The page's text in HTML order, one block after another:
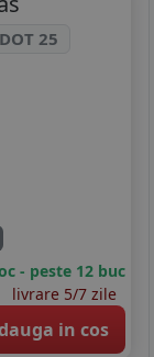
DOT 25
- peste 12 buc
livrare 5/7 zile
in cos